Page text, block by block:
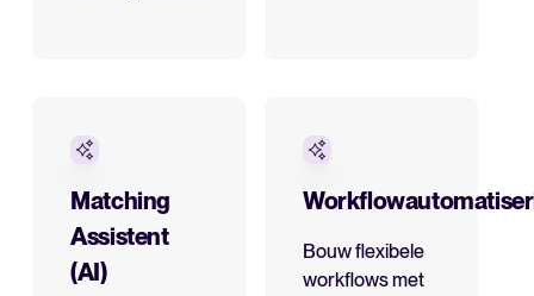
Matching
Assistent
(AI)
Bouw flexibele
workflows met